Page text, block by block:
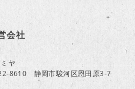
会社
ヤ
8610 静岡市駿河区恩田原3-7